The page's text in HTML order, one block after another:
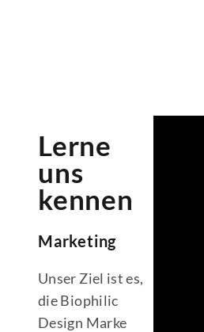
Lerne
uns
kennen
Marketing
Unser Ziel ist es,
die Biophilic
Design Marke